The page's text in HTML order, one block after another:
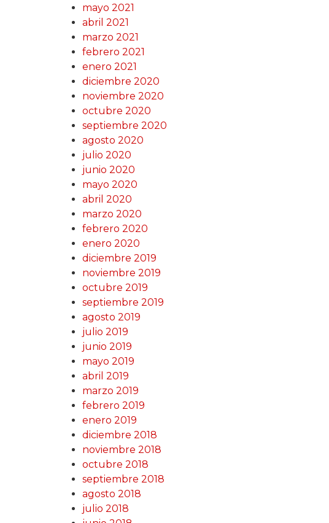
mayo 2021
abril 2021
marzo 2021
febrero 2021
enero 2021
diciembre 2020
noviembre 2020
octubre 2020
septiembre 2020
agosto 2020
julio 2020
junio 2020
mayo 2020
abril 2020
marzo 2020
febrero 2020
enero 2020
diciembre 2019
noviembre 2019
octubre 2019
septiembre 2019
agosto 2019
julio 2019
junio 2019
mayo 2019
abril 2019
marzo 2019
febrero 2019
enero 2019
diciembre 2018
noviembre 2018
octubre 2018
septiembre 2018
agosto 2018
julio 2018